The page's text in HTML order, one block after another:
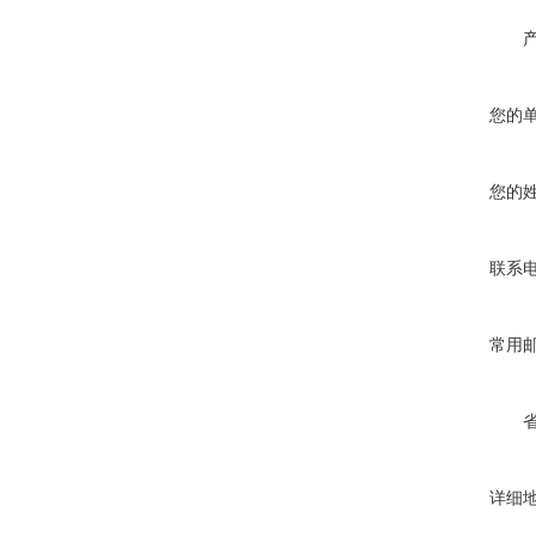
您的
您的
联系
常用
详细